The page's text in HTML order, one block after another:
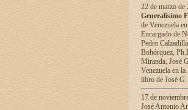
22 de marzo
Generalísimo
de Venezuela
Encargado de
Pedro
Bohórquez,
Miranda, José
Venezuela en
libro de José
17 de
José Antonio